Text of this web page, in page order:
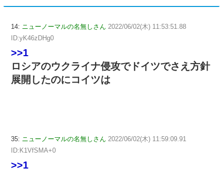
14: ニューノーマルの名無しさん 2022/06/02(木) 11:53:51.88
ID:yK46zDHg0
>>1
ロシアのウクライナ侵攻でドイツでさえ方針
展開したのにコイツは
35: ニューノーマルの名無しさん 2022/06/02(木) 11:59:09.91
ID:K1VfSMA+0
>>1